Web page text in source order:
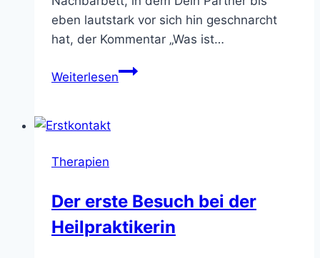
eben lautstark vor sich hin geschnarcht
hat, der Kommentar „Was ist…
WeiterlesenNächtliches
Therapien
Der erste Besuch bei der
Heilpraktikerin